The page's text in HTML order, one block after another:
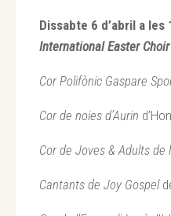
Dissabte 6 d’abril a les
International Easter
Cor Polifònic Gaspare
Cor de noies d’Aurin
Cor de Joves & Adults de
Cantants de Joy Gospel